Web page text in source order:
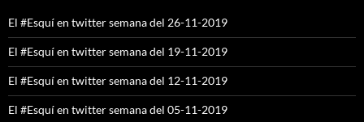
El #Esquí en twitter semana del 26-11-2019
El #Esquí en twitter semana del 19-11-2019
El #Esquí en twitter semana del 12-11-2019
El #Esquí en twitter semana del 05-11-2019